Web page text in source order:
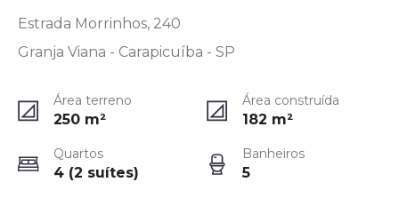
Estrada Morrinhos, 240
Granja Viana - Carapicuíba - SP
Área terreno
250 m²
Área construída
182 m²
Quartos
4 (2 suítes)
Banheiros
5